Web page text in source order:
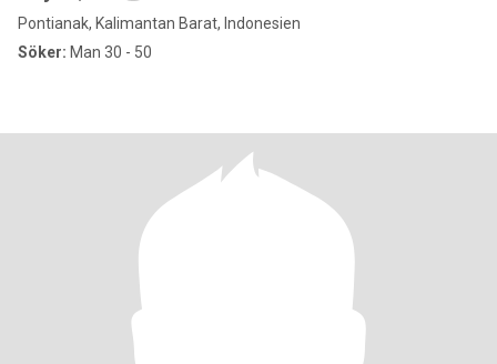
Pontianak, Kalimantan Barat, Indonesien
Söker: Man 30 - 50